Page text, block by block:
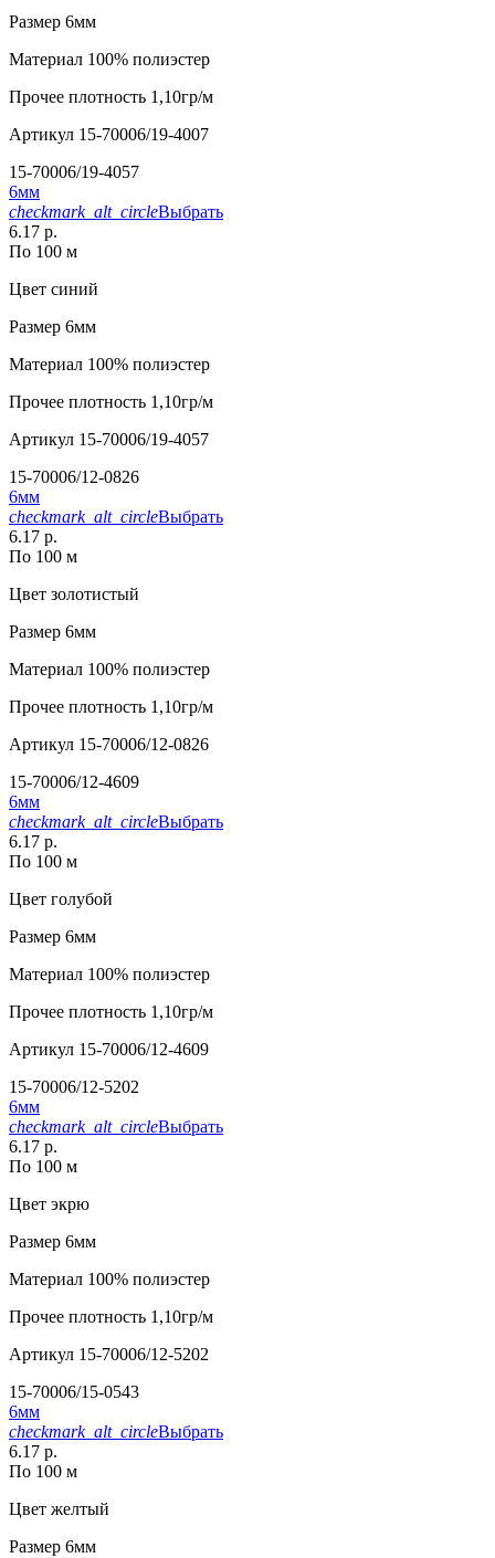
Размер 6мм
Материал 100% полиэстер
Прочее плотность 1,10гр/м
Артикул 15-70006/19-4007
15-70006/19-4057
6мм
checkmark_alt_circleВыбрать
6.17 р.
По 100 м
Цвет синий
Размер 6мм
Материал 100% полиэстер
Прочее плотность 1,10гр/м
Артикул 15-70006/19-4057
15-70006/12-0826
6мм
checkmark_alt_circleВыбрать
6.17 р.
По 100 м
Цвет золотистый
Размер 6мм
Материал 100% полиэстер
Прочее плотность 1,10гр/м
Артикул 15-70006/12-0826
15-70006/12-4609
6мм
checkmark_alt_circleВыбрать
6.17 р.
По 100 м
Цвет голубой
Размер 6мм
Материал 100% полиэстер
Прочее плотность 1,10гр/м
Артикул 15-70006/12-4609
15-70006/12-5202
6мм
checkmark_alt_circleВыбрать
6.17 р.
По 100 м
Цвет экрю
Размер 6мм
Материал 100% полиэстер
Прочее плотность 1,10гр/м
Артикул 15-70006/12-5202
15-70006/15-0543
6мм
checkmark_alt_circleВыбрать
6.17 р.
По 100 м
Цвет желтый
Размер 6мм